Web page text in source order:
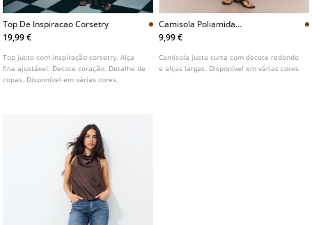
Top De Inspiracao Corsetry
19,99 €
Top justo com inspiração corsetry. Alça
fina ajustável. Decote coração. Detalhe de
copas. Disponível em várias cores.
Camisola Poliamida
L07076116
9,99 €
Camisola justa curta com decote redondo
e alças largas. Disponível em várias cores.